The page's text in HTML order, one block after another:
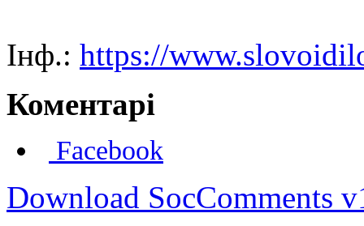
Інф.: https://
Коментарі
Facebook
Download SocComments